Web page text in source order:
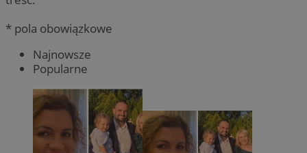
* pola obowiązkowe
Najnowsze
Popularne